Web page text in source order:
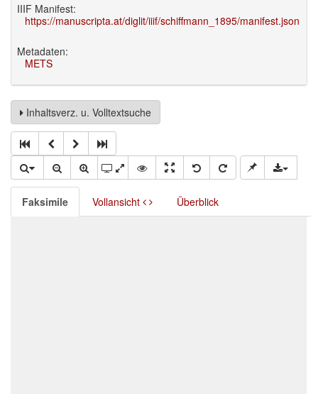
IIIF Manifest:
https://manuscripta.at/diglit/iiif/schiffmann_1895/manifest.json
Metadaten:
METS
Inhaltsverz. u. Volltextsuche
Faksimile Vollansicht Überblick